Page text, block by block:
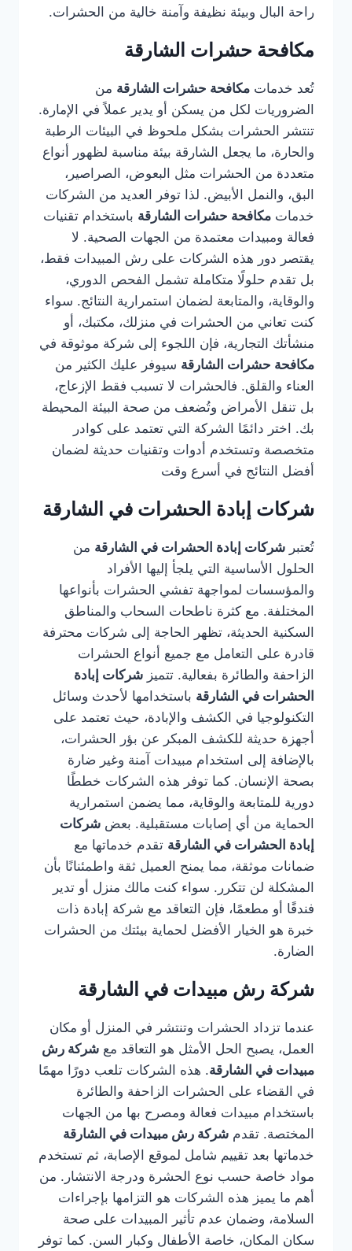
راحة البال وبيئة نظيفة وآمنة خالية من الحشرات.
مكافحة حشرات الشارقة
تُعد خدمات مكافحة حشرات الشارقة من
الضروريات لكل من يسكن أو يدير عملاً في الإمارة.
تنتشر الحشرات بشكل ملحوظ في البيئات الرطبة
والحارة، ما يجعل الشارقة بيئة مناسبة لظهور أنواع
متعددة من الحشرات مثل البعوض، الصراصير،
البق، والنمل الأبيض. لذا توفر العديد من الشركات
خدمات مكافحة حشرات الشارقة باستخدام تقنيات
فعالة ومبيدات معتمدة من الجهات الصحية. لا
يقتصر دور هذه الشركات على رش المبيدات فقط،
بل تقدم حلولًا متكاملة تشمل الفحص الدوري،
والوقاية، والمتابعة لضمان استمرارية النتائج. سواء
كنت تعاني من الحشرات في منزلك، مكتبك، أو
منشأتك التجارية، فإن اللجوء إلى شركة موثوقة في
مكافحة حشرات الشارقة سيوفر عليك الكثير من
العناء والقلق. فالحشرات لا تسبب فقط الإزعاج،
بل تنقل الأمراض وتُضعف من صحة البيئة المحيطة
بك. اختر دائمًا الشركة التي تعتمد على كوادر
متخصصة وتستخدم أدوات وتقنيات حديثة لضمان
أفضل النتائج في أسرع وقت
شركات إبادة الحشرات في الشارقة
تُعتبر شركات إبادة الحشرات في الشارقة من
الحلول الأساسية التي يلجأ إليها الأفراد
والمؤسسات لمواجهة تفشي الحشرات بأنواعها
المختلفة. مع كثرة ناطحات السحاب والمناطق
السكنية الحديثة، تظهر الحاجة إلى شركات محترفة
قادرة على التعامل مع جميع أنواع الحشرات
الزاحفة والطائرة بفعالية. تتميز شركات إبادة
الحشرات في الشارقة باستخدامها لأحدث وسائل
التكنولوجيا في الكشف والإبادة، حيث تعتمد على
أجهزة حديثة للكشف المبكر عن بؤر الحشرات،
بالإضافة إلى استخدام مبيدات آمنة وغير ضارة
بصحة الإنسان. كما توفر هذه الشركات خططًا
دورية للمتابعة والوقاية، مما يضمن استمرارية
الحماية من أي إصابات مستقبلية. بعض شركات
إبادة الحشرات في الشارقة تقدم خدماتها مع
ضمانات موثقة، مما يمنح العميل ثقة واطمئنانًا بأن
المشكلة لن تتكرر. سواء كنت مالك منزل أو تدير
فندقًا أو مطعمًا، فإن التعاقد مع شركة إبادة ذات
خبرة هو الخيار الأفضل لحماية بيئتك من الحشرات
الضارة.
شركة رش مبيدات في الشارقة
عندما تزداد الحشرات وتنتشر في المنزل أو مكان
العمل، يصبح الحل الأمثل هو التعاقد مع شركة رش
مبيدات في الشارقة. هذه الشركات تلعب دورًا مهمًا
في القضاء على الحشرات الزاحفة والطائرة
باستخدام مبيدات فعالة ومصرح بها من الجهات
المختصة. تقدم شركة رش مبيدات في الشارقة
خدماتها بعد تقييم شامل لموقع الإصابة، ثم تستخدم
مواد خاصة حسب نوع الحشرة ودرجة الانتشار. من
أهم ما يميز هذه الشركات هو التزامها بإجراءات
السلامة، وضمان عدم تأثير المبيدات على صحة
سكان المكان، خاصة الأطفال وكبار السن. كما توفر